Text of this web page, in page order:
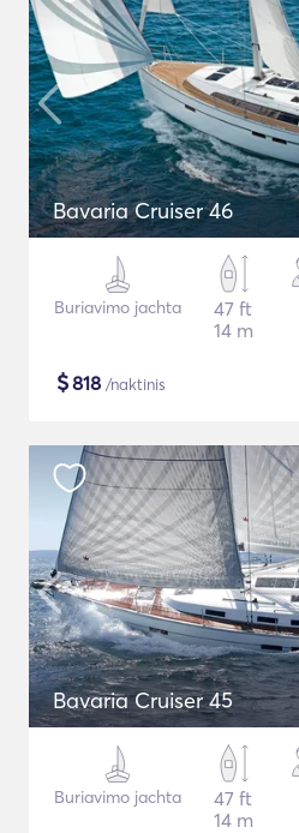
Bavaria Cruiser 46
Buriavimo jachta
47 ft
14 m
$818 /naktinis
Bavaria Cruiser 45
Buriavimo jachta
47 ft
14 m